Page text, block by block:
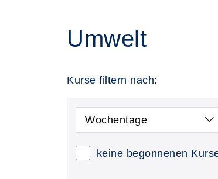
Umwelt
Kurse filtern nach:
Wochentage
keine begonnenen